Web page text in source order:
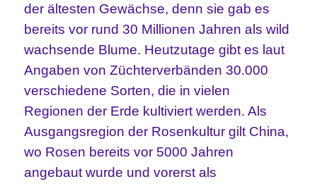
der ältesten Gewächse, denn sie gab es
bereits vor rund 30 Millionen Jahren als wild
wachsende Blume. Heutzutage gibt es laut
Angaben von Züchterverbänden 30.000
verschiedene Sorten, die in vielen
Regionen der Erde kultiviert werden. Als
Ausgangsregion der Rosenkultur gilt China,
wo Rosen bereits vor 5000 Jahren
angebaut wurde und vorerst als